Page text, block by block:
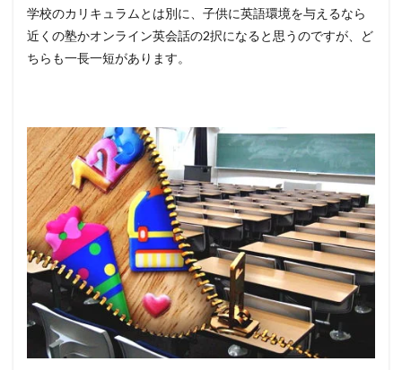
学校のカリキュラムとは別に、子供に英語環境を与えるなら
近くの塾かオンライン英会話の2択になると思うのですが、ど
ちらも一長一短があります。